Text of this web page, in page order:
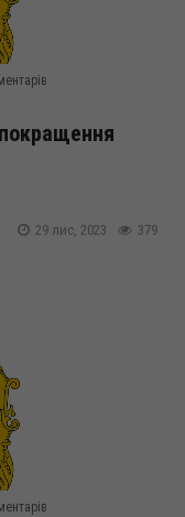
379
29 лис, 2023